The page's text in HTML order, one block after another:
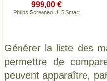
999,00 €
Philips Screeneo UL5 Smart
Générer la liste des
permettre de
peuvent apparaître,